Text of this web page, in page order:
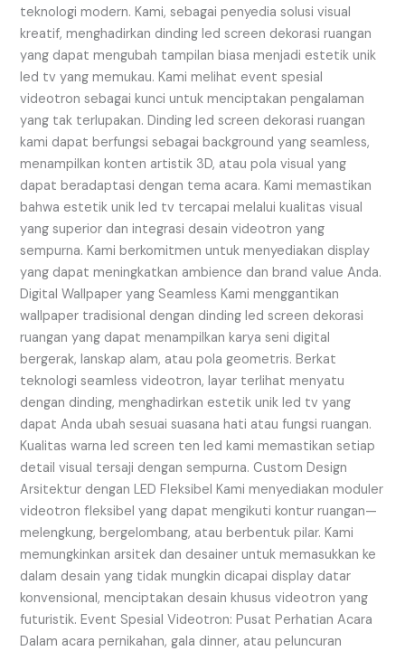
teknologi modern. Kami, sebagai penyedia solusi visual
kreatif, menghadirkan dinding led screen dekorasi ruangan
yang dapat mengubah tampilan biasa menjadi estetik unik
led tv yang memukau. Kami melihat event spesial
videotron sebagai kunci untuk menciptakan pengalaman
yang tak terlupakan. Dinding led screen dekorasi ruangan
kami dapat berfungsi sebagai background yang seamless,
menampilkan konten artistik 3D, atau pola visual yang
dapat beradaptasi dengan tema acara. Kami memastikan
bahwa estetik unik led tv tercapai melalui kualitas visual
yang superior dan integrasi desain videotron yang
sempurna. Kami berkomitmen untuk menyediakan display
yang dapat meningkatkan ambience dan brand value Anda.
Digital Wallpaper yang Seamless Kami menggantikan
wallpaper tradisional dengan dinding led screen dekorasi
ruangan yang dapat menampilkan karya seni digital
bergerak, lanskap alam, atau pola geometris. Berkat
teknologi seamless videotron, layar terlihat menyatu
dengan dinding, menghadirkan estetik unik led tv yang
dapat Anda ubah sesuai suasana hati atau fungsi ruangan.
Kualitas warna led screen ten led kami memastikan setiap
detail visual tersaji dengan sempurna. Custom Design
Arsitektur dengan LED Fleksibel Kami menyediakan moduler
videotron fleksibel yang dapat mengikuti kontur ruangan—
melengkung, bergelombang, atau berbentuk pilar. Kami
memungkinkan arsitek dan desainer untuk memasukkan ke
dalam desain yang tidak mungkin dicapai display datar
konvensional, menciptakan desain khusus videotron yang
futuristik. Event Spesial Videotron: Pusat Perhatian Acara
Dalam acara pernikahan, gala dinner, atau peluncuran